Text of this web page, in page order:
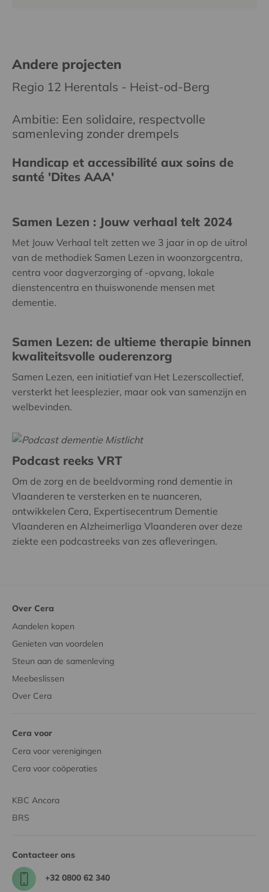
Andere projecten
Regio 12 Herentals - Heist-od-Berg
Ambitie: Een solidaire, respectvolle
samenleving zonder drempels
Handicap et accessibilité aux soins de
santé 'Dites AAA'
Samen Lezen : Jouw verhaal telt 2024
Met Jouw Verhaal telt zetten we 3 jaar in op de uitrol
van de methodiek Samen Lezen in woonzorgcentra,
centra voor dagverzorging of -opvang, lokale
dienstencentra en thuiswonende mensen met
dementie.
Samen Lezen: de ultieme therapie binnen
kwaliteitsvolle ouderenzorg
Samen Lezen, een initiatief van Het Lezerscollectief,
versterkt het leesplezier, maar ook van samenzijn en
welbevinden.
Podcast reeks VRT
Om de zorg en de beeldvorming rond dementie in
Vlaanderen te versterken en te nuanceren,
ontwikkelen Cera, Expertisecentrum Dementie
Vlaanderen en Alzheimerliga Vlaanderen over deze
ziekte een podcastreeks van zes afleveringen.
Over Cera
Aandelen kopen
Genieten van voordelen
Steun aan de samenleving
Meebeslissen
Over Cera
Cera voor
Cera voor verenigingen
Cera voor coöperaties
KBC Ancora
BRS
Contacteer ons
+32 0800 62 340